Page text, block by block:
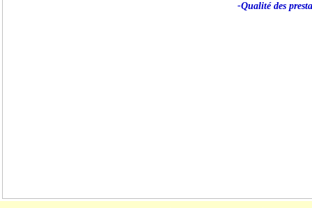
-Qualité des